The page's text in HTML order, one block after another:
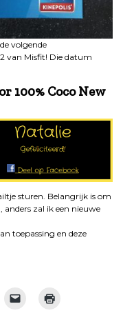
volgende
van Misfit! Die datum
100% Coco New
sturen. Belangrijk is om
zal ik een nieuwe
toepassing en deze